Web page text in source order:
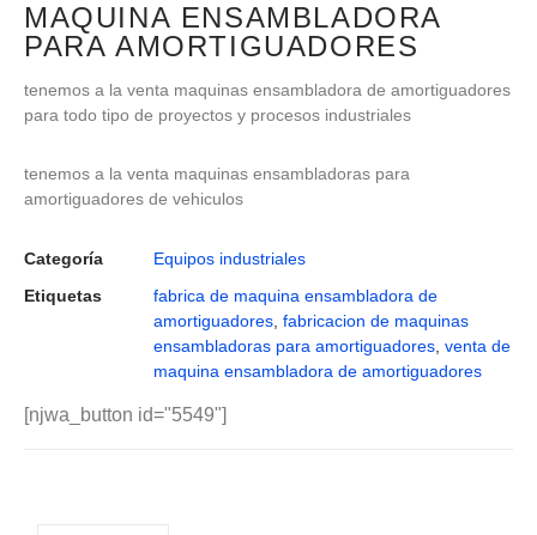
MAQUINA ENSAMBLADORA
PARA AMORTIGUADORES
tenemos a la venta maquinas ensambladora de amortiguadores
para todo tipo de proyectos y procesos industriales
tenemos a la venta maquinas ensambladoras para
amortiguadores de vehiculos
Categoría
Equipos industriales
Etiquetas
fabrica de maquina ensambladora de
amortiguadores fabricacion de maquinas
ensambladoras para amortiguadores venta de
maquina ensambladora de amortiguadores
[njwa_button id="5549"]